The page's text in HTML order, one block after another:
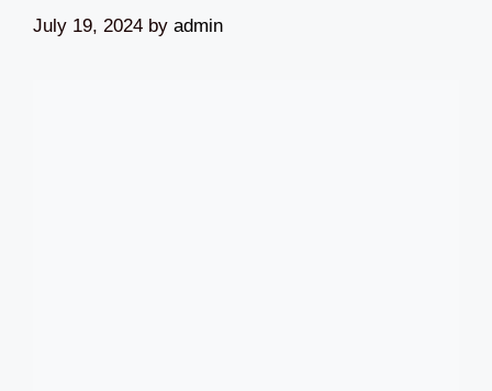
July 19, 2024 by admin